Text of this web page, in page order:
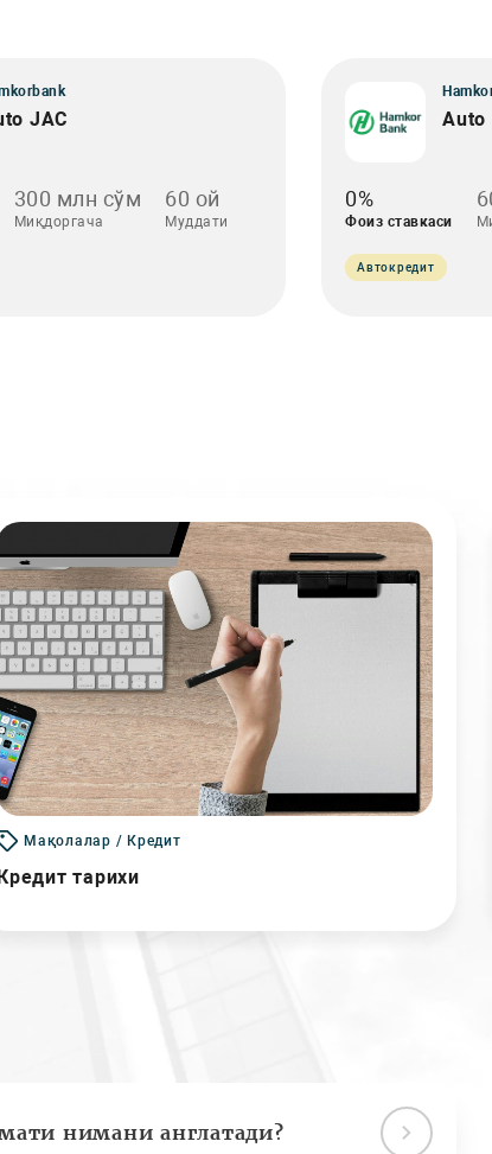
JAC
300 млн сўм
Миқдоргача
60 ой
Муддати
Auto
0%
Фоиз ставкаси
Автокредит
Мақолалар / Кредит
тарихи
нимани англатади?